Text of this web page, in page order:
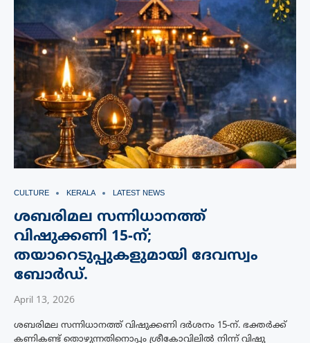
CULTURE KERALA LATEST NEWS
ശബരിമല സന്നിധാനത്ത്
വിഷുക്കണി 15-ന്;
തയാറെടുപ്പുകളുമായി ദേവസ്വം
ബോർഡ്.
April 13, 2026
ശബരിമല സന്നിധാനത്ത് വിഷുക്കണി ദർശനം 15-ന്. ഭക്തര്‍ക്ക്
കണികണ്ട് തൊഴുന്നതിനൊപ്പം ശ്രീകോവിലില്‍ നിന്ന് വിഷു